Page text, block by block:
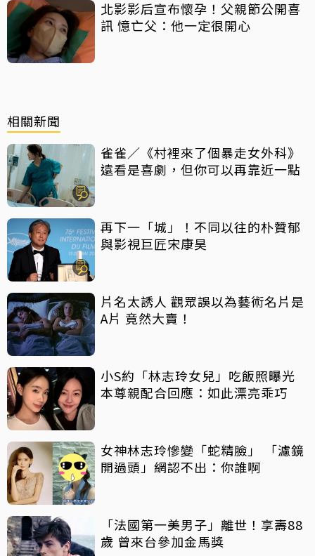
北影影后宣布懷孕！父親節公開喜
訊 憶亡父：他一定很開心
相關新聞
雀雀／《村裡來了個暴走女外科》
遠看是喜劇，但你可以再靠近一點
再下一「城」！不同以往的朴贊郁
與影視巨匠宋康昊
片名太誘人 觀眾誤以為藝術名片是
A片 竟然大賣！
小S約「林志玲女兒」吃飯照曝光
本尊親配合回應：如此漂亮乖巧
女神林志玲慘變「蛇精臉」 「濾鏡
開過頭」網認不出：你誰啊
「法國第一美男子」離世！享壽88
歲 曾來台參加金馬獎